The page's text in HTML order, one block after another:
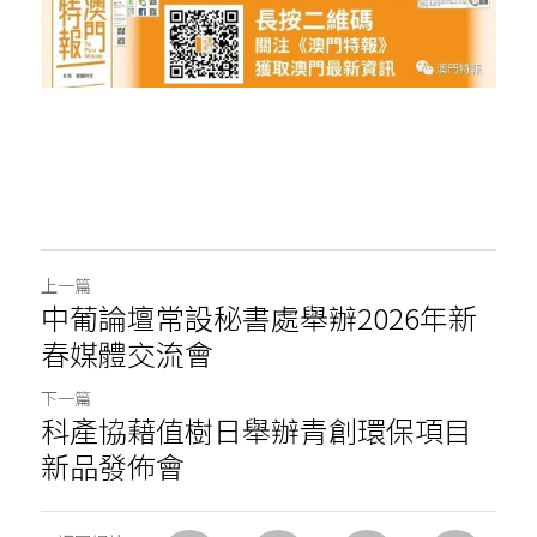
上一篇
中葡論壇常設秘書處舉辦2026年新
春媒體交流會
下一篇
科產協藉值樹日舉辦青創環保項目
新品發佈會